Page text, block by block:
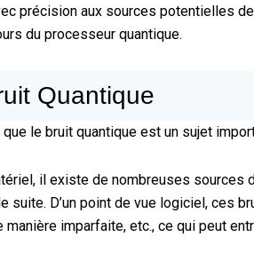
précision aux sources potentielles
du processeur quantique.
Quantique
le bruit quantique est un sujet
il existe de nombreuses
suite. D’un point de vue logiciel, ces
imparfaite, etc., ce qui peut